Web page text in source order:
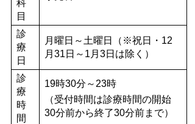
科
目
診
療
日
月曜日～土曜日（※祝日・12
月31日～1月3日は除く）
診
療
時
間
19時30分～23時
（受付時間は診療時間の開始
30分前から終了30分前まで）